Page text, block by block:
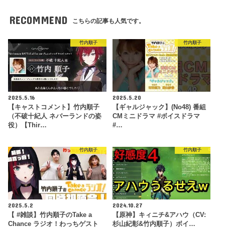
RECOMMEND こちらの記事も人気です。
竹内順子
2025.5.16
【キャストコメント】竹内順子
（不破十紀人 ネバーランドの姿
役）【Thir…
竹内順子
2025.5.20
【ギャルジャック】(No48) 番組
CMミニドラマ #ボイスドラマ
#…
竹内順子
2025.5.2
【 #雑談】竹内順子のTake a
Chance ラジオ！わっちゲスト
竹内順子
2024.10.27
【原神】キィニチ&アハウ（CV:
杉山紀彰&竹内順子）ボイ…